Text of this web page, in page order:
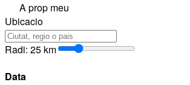
A prop meu
Ubicacio
Radi: 25 km
Data